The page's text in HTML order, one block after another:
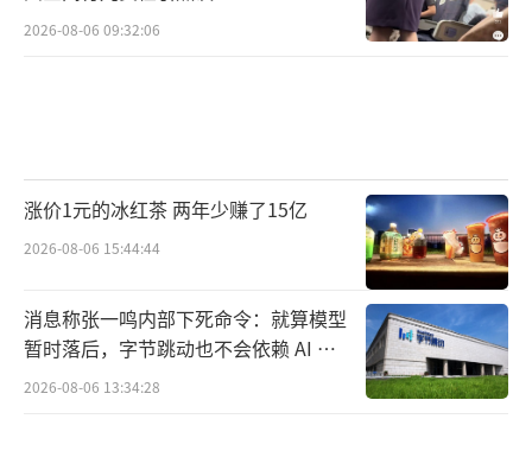
2026-08-06 09:32:06
涨价1元的冰红茶 两年少赚了15亿
2026-08-06 15:44:44
消息称张一鸣内部下死命令：就算模型
暂时落后，字节跳动也不会依赖 AI 蒸
馏技术
2026-08-06 13:34:28